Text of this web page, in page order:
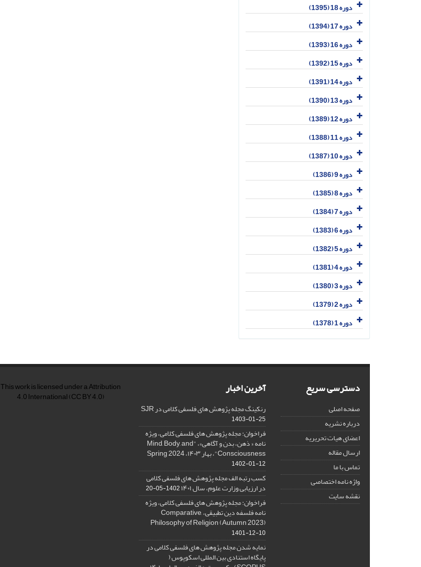
دوره 18 (1395)
دوره 17 (1394)
دوره 16 (1393)
دوره 15 (1392)
دوره 14 (1391)
دوره 13 (1390)
دوره 12 (1389)
دوره 11 (1388)
دوره 10 (1387)
دوره 9 (1386)
دوره 8 (1385)
دوره 7 (1384)
دوره 6 (1383)
دوره 5 (1382)
دوره 4 (1381)
دوره 3 (1380)
دوره 2 (1379)
دوره 1 (1378)
دسترسی سریع
صفحه اصلی
درباره نشریه
اعضای هیات تحریریه
ارسال مقاله
تماس با ما
واژه نامه اختصاصی
نقشه سایت
آخرین اخبار
رنکینگ مجله پژوهش های فلسفی کلامی در SJR
1403-01-25
فراخوان: مجله پژوهش های فلسفی کلامی، ویژه
نامه « ذهن، بدن و آگاهی»، "Mind, Body, and
Consciousness"، بهار ۱۴۰۳، Spring 2024
1402-01-12
کسب رتبه الف مجله پژوهش های فلسفی کلامی
در ارزیابی وزارت علوم، سال ۱۴۰۱ 1402-05-20
فراخوان: مجله پژوهش های فلسفی کلامی، ویژه
نامه فلسفه دین تطبیقی، ,Comparative
Philosophy of Religion (Autumn 2023)
1401-12-10
نمایه شدن مجله پژوهش های فلسفی کلامی در
پایگاه استنادی بین المللی اسکوپوس (
This work is licensed under aAttribution
4.0 International(CC BY 4.0)